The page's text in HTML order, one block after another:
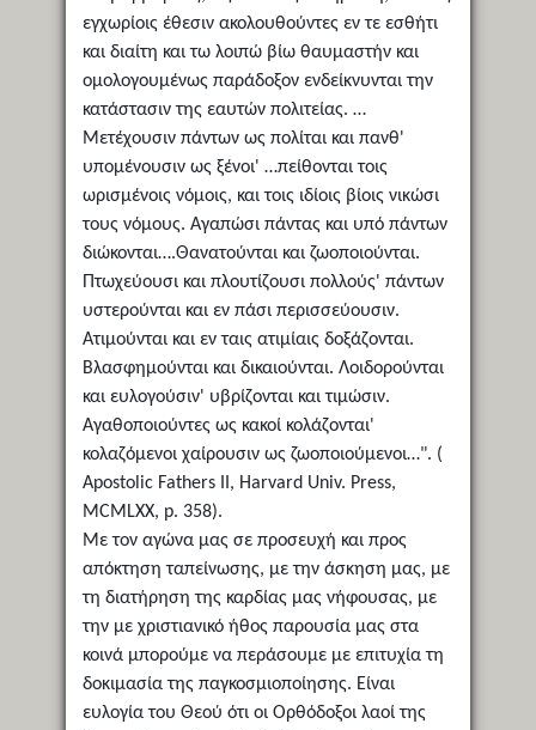
εγχωρίοις έθεσιν ακολουθούντες εν τε εσθήτι
και διαίτη και τω λοιπώ βίω θαυμαστήν και
ομολογουμένως παράδοξον ενδείκνυνται την
κατάστασιν της εαυτών πολιτείας. …
Μετέχουσιν πάντων ως πολίται και πανθ'
υπομένουσιν ως ξένοι' …πείθονται τοις
ωρισμένοις νόμοις, και τοις ιδίοις βίοις νικώσι
τους νόμους. Αγαπώσι πάντας και υπό πάντων
διώκονται….Θανατούνται και ζωοποιούνται.
Πτωχεύουσι και πλουτίζουσι πολλούς' πάντων
υστερούνται και εν πάσι περισσεύουσιν.
Ατιμούνται και εν ταις ατιμίαις δοξάζονται.
Βλασφημούνται και δικαιούνται. Λοιδορούνται
και ευλογούσιν' υβρίζονται και τιμώσιν.
Αγαθοποιούντες ως κακοί κολάζονται'
κολαζόμενοι χαίρουσιν ως ζωοποιούμενοι…". (
Apostolic Fathers II, Harvard Univ. Press,
MCMLXX, p. 358).
Με τον αγώνα μας σε προσευχή και προς
απόκτηση ταπείνωσης, με την άσκηση μας, με
τη διατήρηση της καρδίας μας νήφουσας, με
την με χριστιανικό ήθος παρουσία μας στα
κοινά μπορούμε να περάσουμε με επιτυχία τη
δοκιμασία της παγκοσμιοποίησης. Είναι
ευλογία του Θεού ότι οι Ορθόδοξοι λαοί της